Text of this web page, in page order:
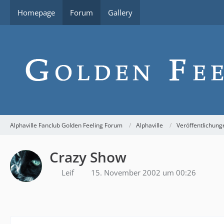
Homepage Forum Gallery
Alphaville Fanclub Golden Feeling Forum Alphaville
Crazy Show
Leif 15. November 2002 um 00:26